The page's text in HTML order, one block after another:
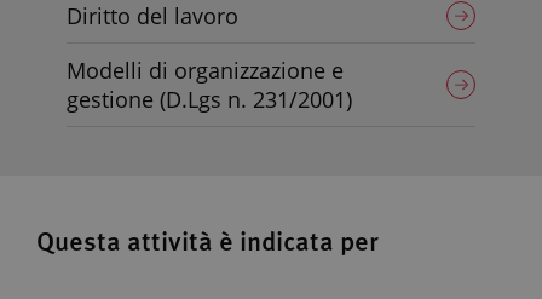
Diritto del lavoro
Modelli di organizzazione e
gestione (D.Lgs n. 231/2001)
Questa attività è indicata per